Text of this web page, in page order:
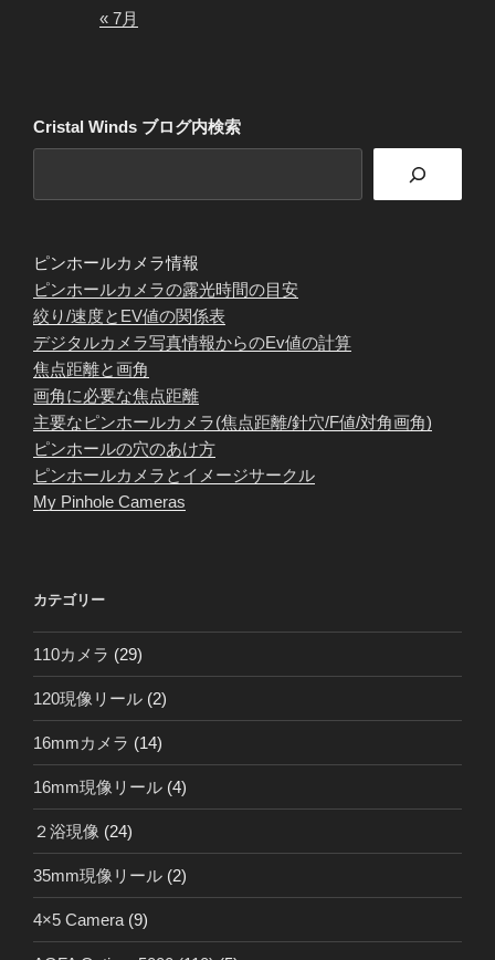
« 7月
Cristal Winds ブログ内検索
ピンホールカメラ情報
ピンホールカメラの露光時間の目安
絞り/速度とEV値の関係表
デジタルカメラ写真情報からのEv値の計算
焦点距離と画角
画角に必要な焦点距離
主要なピンホールカメラ(焦点距離/針穴/F値/対角画角)
ピンホールの穴のあけ方
ピンホールカメラとイメージサークル
My Pinhole Cameras
カテゴリー
110カメラ (29)
120現像リール (2)
16mmカメラ (14)
16mm現像リール (4)
２浴現像 (24)
35mm現像リール (2)
4×5 Camera (9)